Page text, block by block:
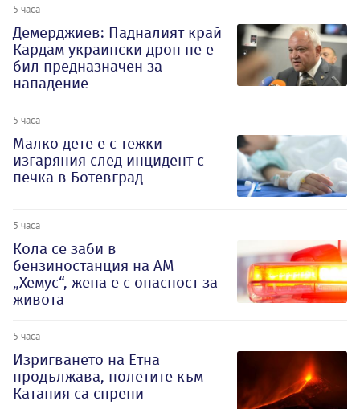
5 часа
Демерджиев: Падналият край
Кардам украински дрон не е
бил предназначен за
нападение
5 часа
Малко дете е с тежки
изгаряния след инцидент с
печка в Ботевград
5 часа
Кола се заби в
бензиностанция на АМ
„Хемус“, жена е с опасност за
живота
5 часа
Изригването на Етна
продължава, полетите към
Катания са спрени